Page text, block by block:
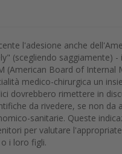
l'adesione anche
(scegliendo saggiamente)
(American Board of Internal
medico-chirurgica un
dovrebbero rimettere in
da rivedere, se non da
sanitarie. Queste
per valutare
i loro figli.